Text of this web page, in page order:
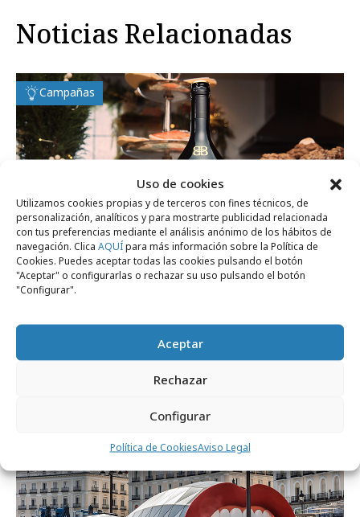
Uso de cookies
Utilizamos cookies propias y de terceros con fines técnicos, de
personalización, analíticos y para mostrarte publicidad relacionada
con tus preferencias mediante el análisis anónimo de los hábitos de
navegación. Clica AQUÍpara más información sobre la Política de
Cookies. Puedes aceptar todas las cookies pulsando el botón
"Aceptar" o configurarlas o rechazar su uso pulsando el botón
"Configurar".
Aceptar
Rechazar
Configurar
Política de CookiesAviso Legal
Noticias Relacionadas
Campañas
Baileys monta un mercadillo navideño
dedicado al dulce